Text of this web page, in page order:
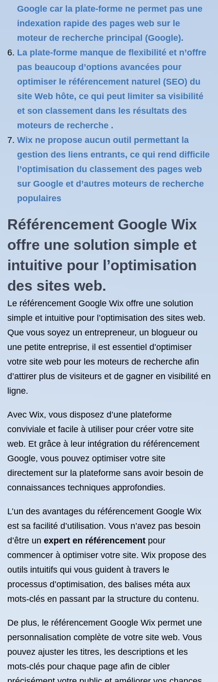
Google car la plate-forme ne permet pas une
indexation rapide des pages web sur le
moteur de recherche principal (Google).
La plate-forme manque de flexibilité et n’offre
pas beaucoup d’options avancées pour
optimiser le référencement naturel (SEO) du
site Web hôte, ce qui peut limiter sa visibilité
et son classement dans les résultats des
moteurs de recherche .
Wix ne propose aucun outil permettant la
gestion des liens entrants, ce qui rend difficile
l’optimisation du classement des pages web
sur Google et d’autres moteurs de recherche
populaires
Référencement Google Wix
offre une solution simple et
intuitive pour l’optimisation
des sites web.
Le référencement Google Wix offre une solution
simple et intuitive pour l’optimisation des sites web.
Que vous soyez un entrepreneur, un blogueur ou
une petite entreprise, il est essentiel d’optimiser
votre site web pour les moteurs de recherche afin
d’attirer plus de visiteurs et de gagner en visibilité en
ligne.
Avec Wix, vous disposez d’une plateforme
conviviale et facile à utiliser pour créer votre site
web. Et grâce à leur intégration du référencement
Google, vous pouvez optimiser votre site
directement sur la plateforme sans avoir besoin de
connaissances techniques approfondies.
L’un des avantages du référencement Google Wix
est sa facilité d’utilisation. Vous n’avez pas besoin
d’être un expert en référencement pour
commencer à optimiser votre site. Wix propose des
outils intuitifs qui vous guident à travers le
processus d’optimisation, des balises méta aux
mots-clés en passant par la structure du contenu.
De plus, le référencement Google Wix permet une
personnalisation complète de votre site web. Vous
pouvez ajuster les titres, les descriptions et les
mots-clés pour chaque page afin de cibler